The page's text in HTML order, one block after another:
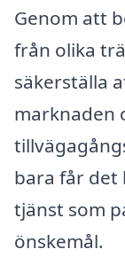
Genom att
från olika
säkerställa
marknaden
bara får det
tjänst som
önskemål.